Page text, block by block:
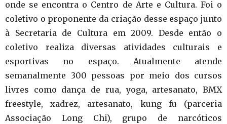
onde se encontra o Centro de Arte e Cultura. Foi o
coletivo o proponente da criação desse espaço junto
à Secretaria de Cultura em 2009. Desde então o
coletivo realiza diversas atividades culturais e
esportivas no espaço. Atualmente atende
semanalmente 300 pessoas por meio dos cursos
livres como dança de rua, yoga, artesanato, BMX
freestyle, xadrez, artesanato, kung fu (parceria
Associação Long Chi), grupo de narcóticos